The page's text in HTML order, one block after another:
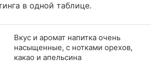
в одной таблице.
Вкус и аромат напитка очень
насыщенные, с нотками орехов,
какао и апельсина